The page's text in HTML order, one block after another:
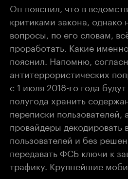
Он пояснил, что в
критиками закона, однако
вопросы, по его словам,
проработать. Какие
пояснил. Напомню,
антитеррористических
с 1 июля 2018-го года
полугода хранить
переписки пользователей,
провайдеры декодировать
пользователей и без
передавать ФСБ ключи к
трафику. Крупнейшие